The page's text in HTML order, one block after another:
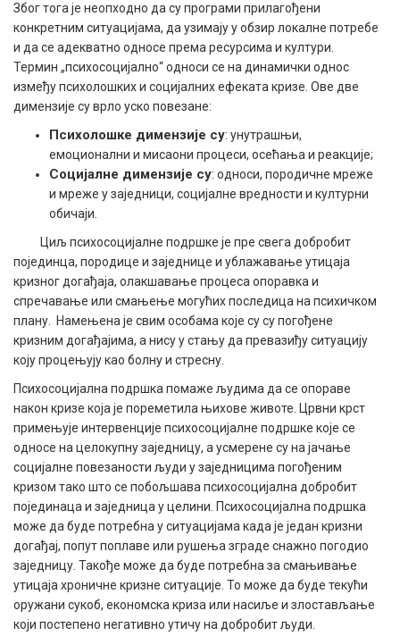
Због тога је неопходно да су програми прилагођени
конкретним ситуацијама, да узимају у обзир локалне потребе
и да се адекватно односе према ресурсима и култури.
Термин „психосоцијално“ односи се на динамички однос
између психолошких и социјалних ефеката кризе. Ове две
димензије су врло уско повезане:
Психолошке димензије су: унутрашњи,
емоционални и мисаони процеси, осећања и реакције;
Социјалне димензије су: односи, породичне мреже
и мреже у заједници, социјалне вредности и културни
обичаји.
Циљ психосоцијалне подршке је пре свега добробит
појединца, породице и заједнице и ублажавање утицаја
кризног догађаја, олакшавање процеса опоравка и
спречавање или смањење могућих последица на психичком
плану. Намењена је свим особама које су су погођене
кризним догађајима, а нису у стању да превазиђу ситуацију
коју процењују као болну и стресну.
Психосоцијална подршка помаже људима да се опораве
након кризе која је пореметила њихове животе. Црвни крст
примењује интервенције психосоцијалне подршке које се
односе на целокупну заједницу, а усмерене су на јачање
социјалне повезаности људи у заједницима погођеним
кризом тако што се побољшава психосоцијална добробит
појединаца и заједница у целини. Психосоцијална подршка
може да буде потребна у ситуацијама када је један кризни
догађај, попут поплаве или рушења зграде снажно погодио
заједницу. Такође може да буде потребна за смањивање
утицаја хроничне кризне ситуације. То може да буде текући
оружани сукоб, економска криза или насиље и злостављање
који постепено негативно утичу на добробит људи.